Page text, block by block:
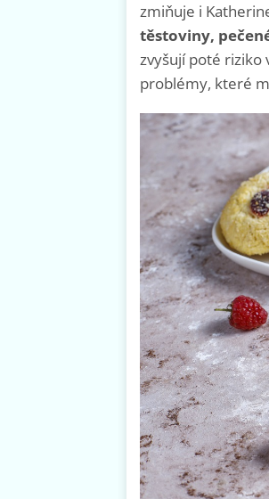
zmiňuje i
těstoviny,
zvyšují poté riziko
problémy, které